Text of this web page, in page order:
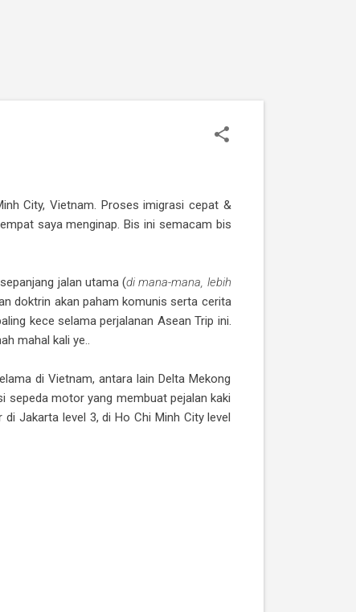
City, Vietnam. Proses imigrasi cepat &
saya menginap. Bis ini semacam bis
jalan utama (di mana-mana, lebih
doktrin akan paham komunis serta cerita
kece selama perjalanan Asean Trip ini.
mahal kali ye..
di Vietnam, antara lain Delta Mekong
sepeda motor yang membuat pejalan kaki
Jakarta level 3, di Ho Chi Minh City level